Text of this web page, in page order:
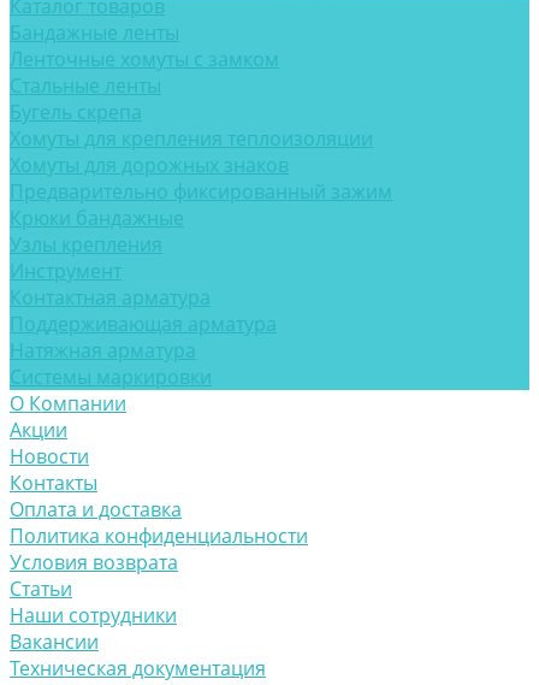
Каталог товаров
Бандажные ленты
Ленточные хомуты с замком
Стальные ленты
Бугель скрепа
Хомуты для крепления теплоизоляции
Хомуты для дорожных знаков
Предварительно фиксированный зажим
Крюки бандажные
Узлы крепления
Инструмент
Контактная арматура
Поддерживающая арматура
Натяжная арматура
Системы маркировки
О Компании
Акции
Новости
Контакты
Оплата и доставка
Политика конфиденциальности
Условия возврата
Статьи
Наши сотрудники
Вакансии
Техническая документация